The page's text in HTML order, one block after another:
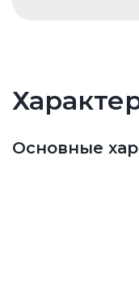
Основные